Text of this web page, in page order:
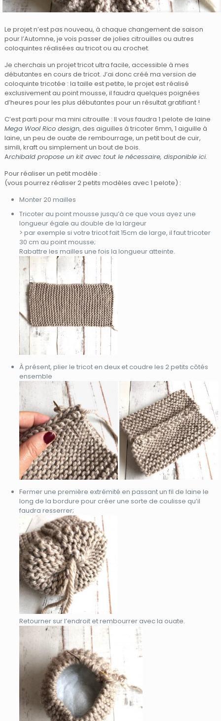
Le projet n’est pas nouveau, à chaque changement de saison
pour l’Automne, je vois passer de jolies citrouilles ou autres
coloquintes réalisées au tricot ou au crochet.
Je cherchais un projet tricot ultra facile, accessible à mes
débutantes en cours de tricot. J’ai donc créé ma version de
coloquinte tricotée : la taille est petite, le projet est réalisé
exclusivement au point mousse, il faudra quelques poignées
d’heures pour les plus débutantes pour un résultat gratifiant !
C’est parti pour ma mini citrouille : Il vous faudra 1 pelote de laine
Mega Wool Rico design, des aiguilles à tricoter 6mm, 1 aiguille à
laine, un peu de ouate de rembourrage, un petit bout de cuir,
simili, kraft ou simplement un bout de bois.
Archibald propose un kit avec tout le nécessaire, disponible ici.
Pour réaliser un petit modèle :
(vous pourrez réaliser 2 petits modèles avec 1 pelote) :
Monter 20 mailles
Tricoter au point mousse jusqu’à ce que vous ayez une
longueur égale au double de la largeur
> par exemple si votre tricot fait 15cm de large, il faut tricoter
30 cm au point mousse;
Rabattre les mailles une fois la longueur atteinte.
À présent, plier le tricot en deux et coudre les 2 petits côtés
ensemble
Fermer une première extrémité en passant un fil de laine le
long de la bordure pour créer une sorte de coulisse qu’il
faudra resserrer;
Retourner sur l’endroit et rembourrer avec la ouate.